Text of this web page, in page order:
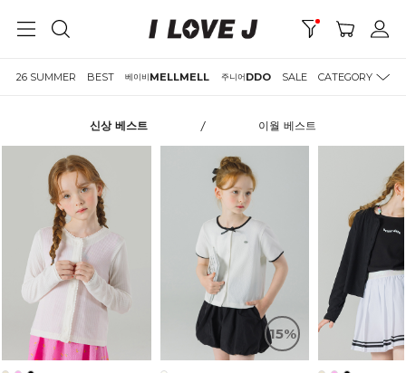
26 SUMMER BEST 베이비MELLMELL 주니어DDO SALE CATEGORY
신상 베스트 / 이월 베스트
15%